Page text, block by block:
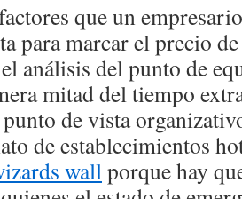
que un
para marcar el precio
análisis del punto de
mitad del tiempo
de vista
de establecimientos
wallporque hay